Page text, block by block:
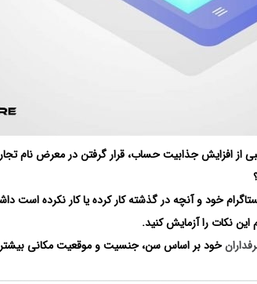
از افزایش جذابیت حساب، قرار گرفتن در معرض نام
خود و آنچه در گذشته کار کرده یا کار نکرده است
نکات را آزمایش کنید.
خود بر اساس سن، جنسیت و موقعیت مکانی بیشتر